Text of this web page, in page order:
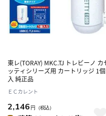
東レ(TORAY) MKC.TJ トレビーノ カ
ッティシリーズ用 カートリッジ 1個
入 純正品
ＥＣカレント
2,146 円 （税込）